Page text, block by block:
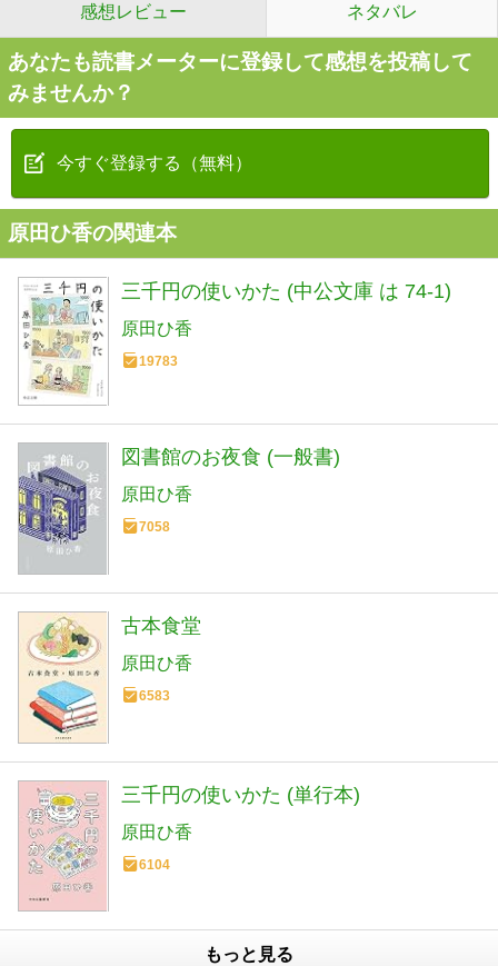
感想レビュー ネタバレ
あなたも読書メーターに登録して感想を投稿して
みませんか？
今すぐ登録する（無料）
原田ひ香の関連本
三千円の使いかた (中公文庫 は 74-1)
原田ひ香
19783
図書館のお夜食 (一般書)
原田ひ香
7058
古本食堂
原田ひ香
6583
三千円の使いかた (単行本)
原田ひ香
6104
もっと見る